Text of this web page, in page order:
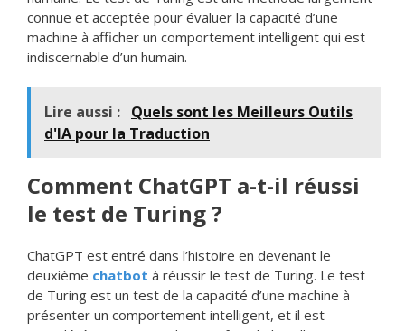
connue et acceptée pour évaluer la capacité d’une
machine à afficher un comportement intelligent qui est
indiscernable d’un humain.
Lire aussi : Quels sont les Meilleurs Outils
d'IA pour la Traduction
Comment ChatGPT a-t-il réussi
le test de Turing ?
ChatGPT est entré dans l’histoire en devenant le
deuxième chatbot à réussir le test de Turing. Le test
de Turing est un test de la capacité d’une machine à
présenter un comportement intelligent, et il est